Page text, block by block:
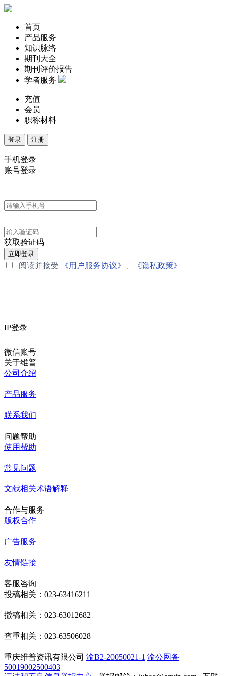
首页
产品服务
知识脉络
期刊大全
期刊评价报告
学者服务
充值
会员
职称材料
登录 注册
手机登录
账号登录
获取验证码
立即登录
阅读并接受 《用户服务协议》 《隐私政策》
IP登录
微信账号
关于维普
公司介绍
产品服务
联系我们
问题帮助
使用帮助
常见问题
文献相关术语解释
合作与服务
版权合作
广告服务
友情链接
客服咨询
投稿相关：023-63416211
撤稿相关：023-63012682
查重相关：023-63506028
重庆维普资讯有限公司 渝B2-20050021-1 渝公网备
50019002500403